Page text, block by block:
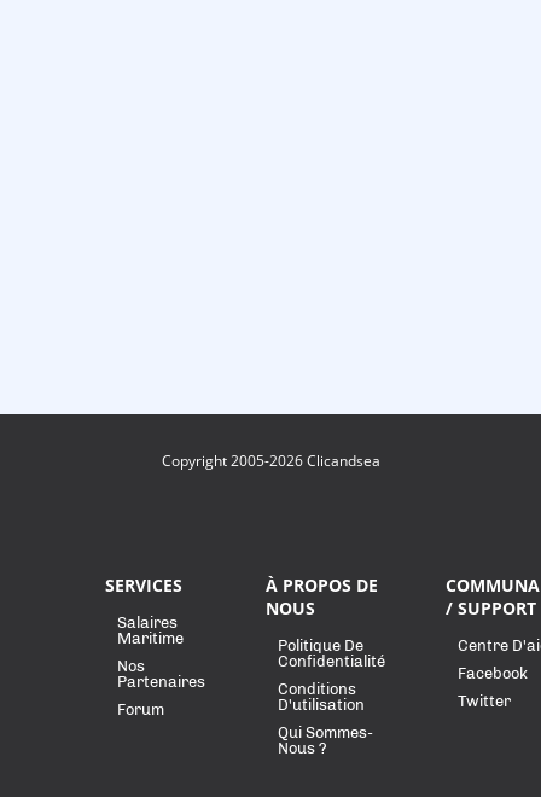
Copyright 2005-2026 Clicandsea
SERVICES
Salaires
Maritime
Nos
Partenaires
Forum
À PROPOS DE
NOUS
Politique De
Confidentialité
Conditions
D'utilisation
Qui Sommes-
Nous ?
/ SUPPORT
Centre
Facebook
Twitter